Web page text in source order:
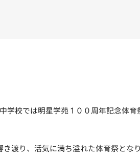
校では明星学苑１００周年記念体育
渡り、活気に満ち溢れた体育祭とな